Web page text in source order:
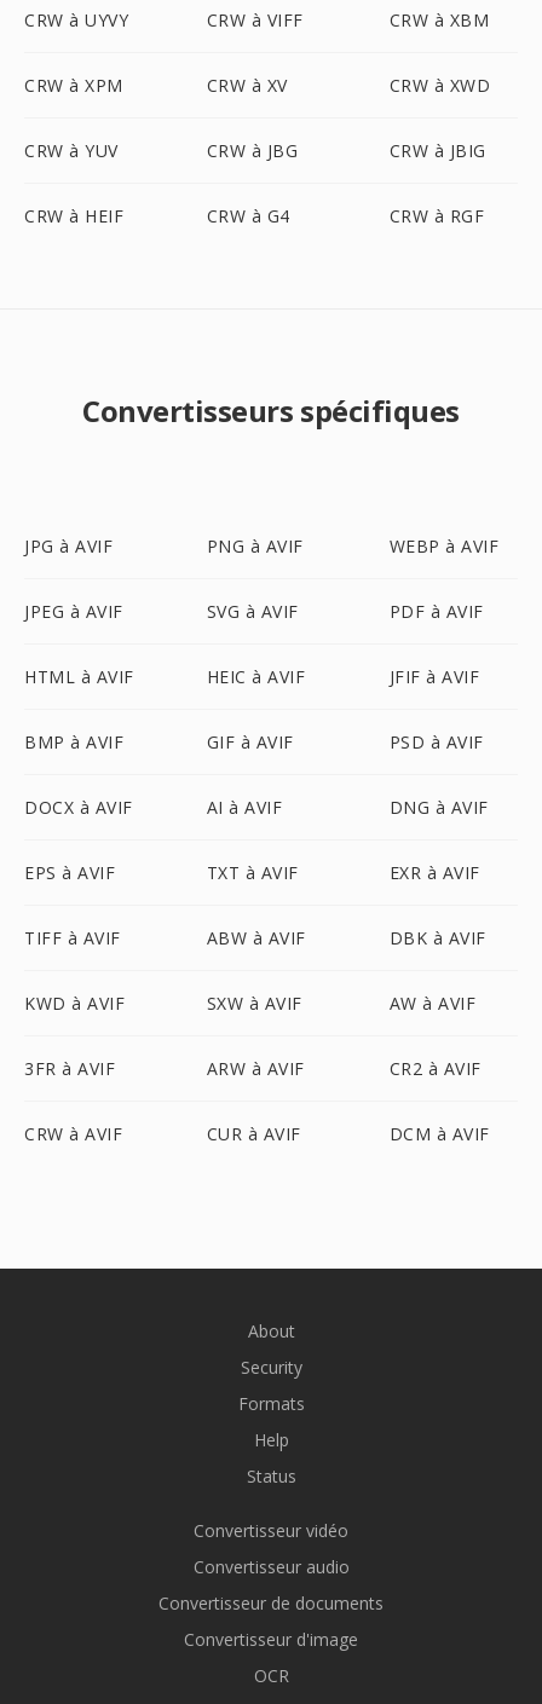
CRW à UYVY CRW à VIFF CRW à XBM
CRW à XPM CRW à XV CRW à XWD
CRW à YUV CRW à JBG CRW à JBIG
CRW à HEIF CRW à G4 CRW à RGF
Convertisseurs spécifiques
JPG à AVIF PNG à AVIF WEBP à AVIF
JPEG à AVIF SVG à AVIF PDF à AVIF
HTML à AVIF HEIC à AVIF JFIF à AVIF
BMP à AVIF GIF à AVIF PSD à AVIF
DOCX à AVIF AI à AVIF DNG à AVIF
EPS à AVIF TXT à AVIF EXR à AVIF
TIFF à AVIF ABW à AVIF DBK à AVIF
KWD à AVIF SXW à AVIF AW à AVIF
3FR à AVIF ARW à AVIF CR2 à AVIF
CRW à AVIF CUR à AVIF DCM à AVIF
About
Security
Formats
Help
Status
Convertisseur vidéo
Convertisseur audio
Convertisseur de documents
Convertisseur d'image
OCR